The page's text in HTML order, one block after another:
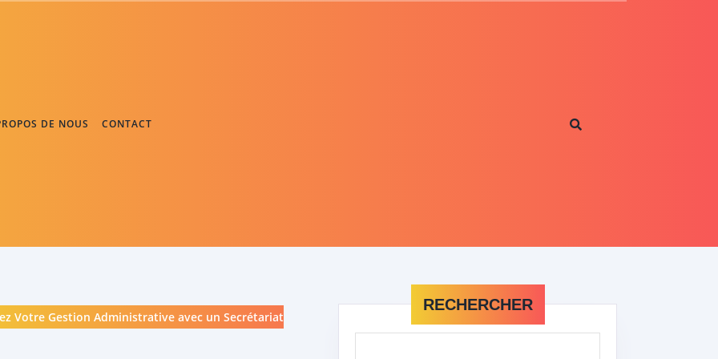
DE NOUS CONTACT
Votre Gestion Administrative avec un Secrétariat
RECHERCHER